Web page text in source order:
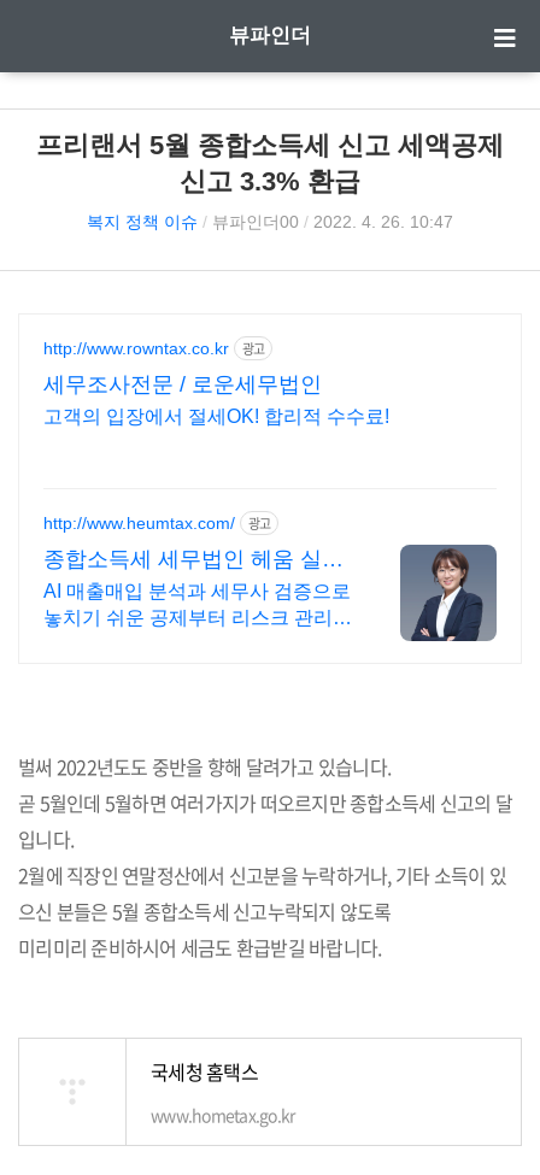
뷰파인더
프리랜서 5월 종합소득세 신고 세액공제
신고 3.3% 환급
복지 정책 이슈 / 뷰파인더00 / 2022. 4. 26. 10:47
http://www.rowntax.co.kr 광고
세무조사전문 / 로운세무법인
고객의 입장에서 절세OK! 합리적 수수료!
http://www.heumtax.com/ 광고
종합소득세 세무법인 헤움 실시
간 카톡 상담 지원
AI 매출매입 분석과 세무사 검증으로
놓치기 쉬운 공제부터 리스크 관리까
벌써 2022년도도 중반을 향해 달려가고 있습니다.
곧 5월인데 5월하면 여러가지가 떠오르지만 종합소득세 신고의 달
입니다.
2월에 직장인 연말정산에서 신고분을 누락하거나, 기타 소득이 있
으신 분들은 5월 종합소득세 신고누락되지 않도록
미리미리 준비하시어 세금도 환급받길 바랍니다.
국세청 홈택스
www.hometax.go.kr